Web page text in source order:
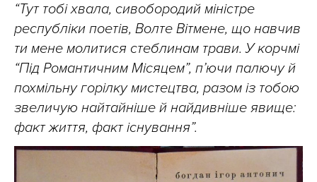
“Тут тобі хвала, сивобородий міністре
республіки поетів, Волте Вітмене, що навчив
ти мене молитися стеблинам трави. У корчмі
“Під Романтичним Місяцем”, п’ючи палючу й
похмільну горілку мистецтва, разом із тобою
звеличую найтайніше й найдивніше явище:
факт життя, факт існування”.